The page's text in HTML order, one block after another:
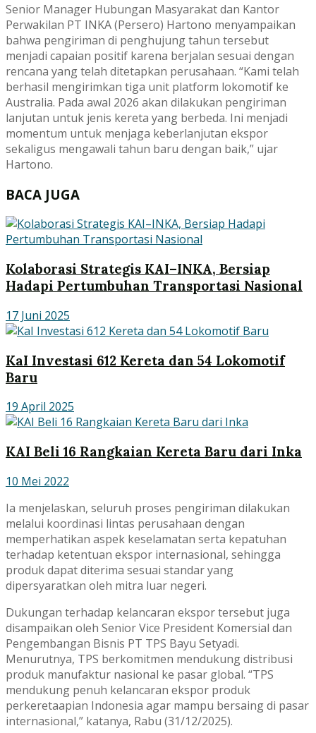
Senior Manager Hubungan Masyarakat dan Kantor
Perwakilan PT INKA (Persero) Hartono menyampaikan
bahwa pengiriman di penghujung tahun tersebut
menjadi capaian positif karena berjalan sesuai dengan
rencana yang telah ditetapkan perusahaan. “Kami telah
berhasil mengirimkan tiga unit platform lokomotif ke
Australia. Pada awal 2026 akan dilakukan pengiriman
lanjutan untuk jenis kereta yang berbeda. Ini menjadi
momentum untuk menjaga keberlanjutan ekspor
sekaligus mengawali tahun baru dengan baik,” ujar
Hartono.
BACA JUGA
Kolaborasi Strategis KAI–INKA, Bersiap
Hadapi Pertumbuhan Transportasi Nasional
17 Juni 2025
KaI Investasi 612 Kereta dan 54 Lokomotif
Baru
19 April 2025
KAI Beli 16 Rangkaian Kereta Baru dari Inka
10 Mei 2022
Ia menjelaskan, seluruh proses pengiriman dilakukan
melalui koordinasi lintas perusahaan dengan
memperhatikan aspek keselamatan serta kepatuhan
terhadap ketentuan ekspor internasional, sehingga
produk dapat diterima sesuai standar yang
dipersyaratkan oleh mitra luar negeri.
Dukungan terhadap kelancaran ekspor tersebut juga
disampaikan oleh Senior Vice President Komersial dan
Pengembangan Bisnis PT TPS Bayu Setyadi.
Menurutnya, TPS berkomitmen mendukung distribusi
produk manufaktur nasional ke pasar global. “TPS
mendukung penuh kelancaran ekspor produk
perkeretaapian Indonesia agar mampu bersaing di pasar
internasional,” katanya, Rabu (31/12/2025).